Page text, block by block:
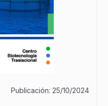
Publicación: 25/10/2024